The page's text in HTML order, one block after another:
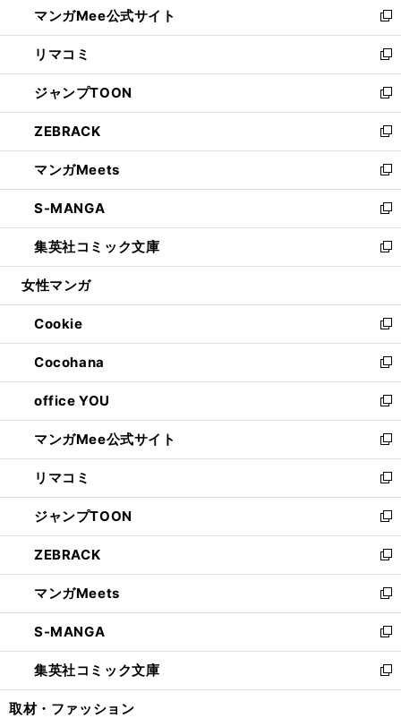
く
ド
ウ
で
開
く
ィ
ン
ド
ウ
で
開
く
い
ウ
ィ
ン
ド
ウ
で
開
く
マンガMee公式サイト
新
し
い
ウ
ィ
ン
ド
ウ
で
開
く
リマコミ
新
し
い
ウ
ィ
ン
ド
ウ
で
開
く
ジャンプTOON
新
し
い
ウ
ィ
ン
ド
ウ
で
開
ZEBRACK
新
し
い
ウ
ィ
ン
ド
ウ
開
く
マンガMeets
新
し
い
ウ
ィ
ン
ウ
で
開
く
S-MANGA
新
し
い
ウ
ン
ド
ウ
で
開
く
集英社コミック文庫
新
し
ウ
ィ
ン
ド
ウ
で
開
く
女性マンガ
Cookie
新
し
い
ウ
ィ
ン
ド
ウ
で
開
く
Cocohana
新
し
い
ウ
ィ
ン
ド
ウ
で
開
く
office YOU
新
し
い
ウ
ィ
ン
ド
ウ
で
開
く
マンガMee公式サイト
新
し
い
ウ
ィ
ン
ド
ウ
で
開
く
リマコミ
新
し
い
ウ
ィ
ン
ド
ウ
で
開
く
ジャンプTOON
新
し
い
ウ
ィ
ン
ド
ウ
で
開
ZEBRACK
新
し
い
ウ
ィ
ン
ド
ウ
マンガMeets
新
し
い
ウ
ィ
ン
S-MANGA
新
し
い
ウ
集英社コミック文庫
新
し
取材・ファッション